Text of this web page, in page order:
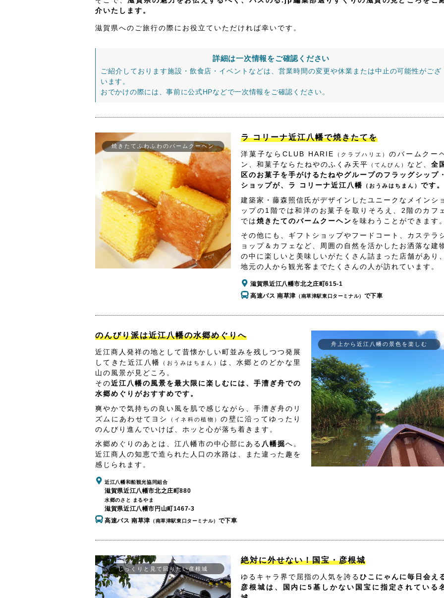
介いたします。
滋賀県へのご旅行の際にお役立ていただければ幸いです。
詳細は一次情報をご確認ください
ご紹介しております施設・飲食店・イベントなどは、営業時間の変更や休業または中止の可能性がござ
います。
おでかけの際には、事前に公式HPなどで一次情報をご確認ください。
焼きたてふわふわのバームクーヘン
ラ コリーナ近江八幡で焼きたてを
洋菓子ならCLUB HARIE （クラブハリエ）のバームクー
ン、和菓子ならたねやのふくみ天平
（てんびん） など、 全
区のお菓子を手がけるたねやグループのフラッグシップ
ショップが、ラ コリーナ近江八幡
（おうみはちまん） です。
建築家・藤森照信氏がデザインしたユニークなメインシ
ップの1階では和洋のお菓子を取りそろえ、2階のカフ
では焼きたてのバームクーヘンを味わうことができます
その他にも、ギフトショップやフードコート、カステラ
ョップ＆カフェなど、周囲の自然を活かしたお洒落な建
の中に楽しいと美味しいがたくさん詰まった店舗があり
地元の人から観光客までたくさんの人が訪れています。
滋賀県近江八幡市北之庄町615-1
高速バス 南草津 （南草津駅東口ターミナル） で下車
のんびり派は近江八幡の水郷めぐりへ
近江商人発祥の地として昔懐かしい町並みを残しつつ発展
してきた近江八幡
（おうみはちまん） は、水郷とのどかな里
山の風景が見どころ。
その近江八幡の風景を最大限に楽しむには、手漕ぎ舟での
水郷めぐりがおすすめです。
爽やかで気持ちの良い風を肌で感じながら、手漕ぎ舟のリ
ズムにあわせてヨシ
（イネ科の植物）の壁に沿ってゆったり
のんびり進んでいけば、ホッと心が落ち着きます。
水郷めぐりのあとは、江八幡市の中心部にある 八幡掘へ。
近江商人の知恵で造られた人口の水路は、また違った趣を
感じられます。
近江八幡和船観光協同組合
滋賀県近江八幡市北之庄町880
水郷のさと まるやま
滋賀県近江八幡市円山町1467-3
高速バス 南草津 （南草津駅東口ターミナル） で下車
舟上から近江八幡の景色を楽しむ
じっくりと見て回りたい彦根城
絶対に外せない！国宝・彦根城
ゆるキャラ界で屈指の人気を誇るひこにゃんに毎日会え
彦根城は、国内に5基しかない国宝に指定されている